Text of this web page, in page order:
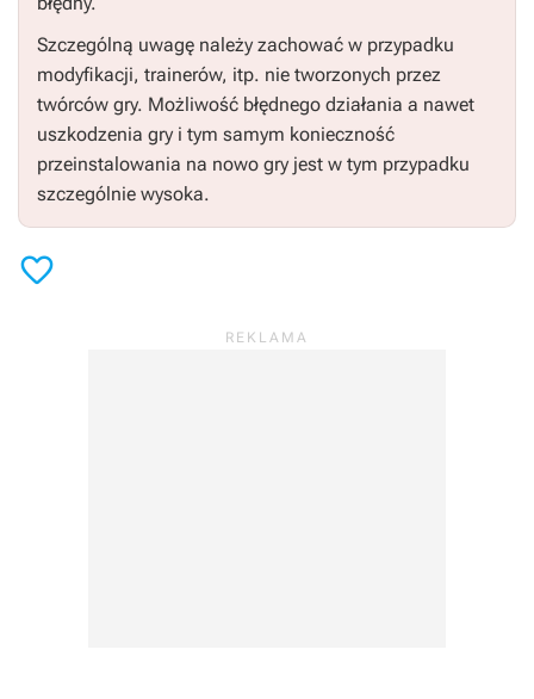
Szczególną uwagę należy zachować w przypadku
modyfikacji, trainerów, itp. nie tworzonych przez
twórców gry. Możliwość błędnego działania a nawet
uszkodzenia gry i tym samym konieczność
przeinstalowania na nowo gry jest w tym przypadku
szczególnie wysoka.
